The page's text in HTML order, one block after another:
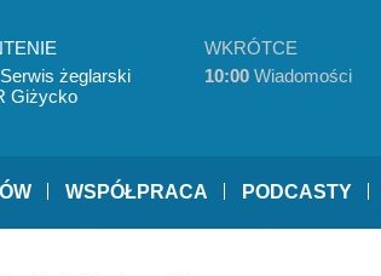
Serwis żeglarski
Giżycko
WKRÓTCE
10:00 Wiadomości
WSPÓŁPRACA PODCASTY